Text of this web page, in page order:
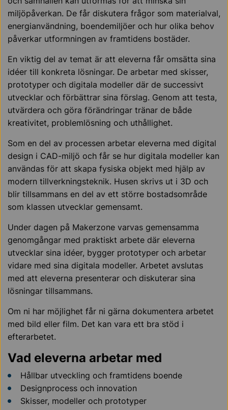
miljöpåverkan. De får diskutera frågor som materialval,
energianvändning, boendemiljöer och hur olika behov
påverkar utformningen av framtidens bostäder.
En viktig del av temat är att eleverna får omsätta sina
idéer till konkreta lösningar. De arbetar med skisser,
prototyper och digitala modeller där de successivt
utvecklar och förbättrar sina förslag. Genom att testa,
utvärdera och göra förändringar tränar de både
kreativitet, problemlösning och uthållighet.
Som en del av processen arbetar eleverna med digital
design i CAD-miljö och får se hur digitala modeller kan
användas för att skapa fysiska objekt med hjälp av
modern tillverkningsteknik. Husen skrivs ut i 3D och
blir tillsammans en del av ett större bostadsområde
som klassen utvecklar gemensamt.
Under dagen på Makerzone varvas gemensamma
genomgångar med praktiskt arbete där eleverna
utvecklar sina idéer, bygger prototyper och arbetar
vidare med sina digitala modeller. Arbetet avslutas
med att eleverna presenterar och diskuterar sina
lösningar tillsammans.
Om ni har möjlighet får ni gärna dokumentera arbetet
med bild eller film. Det kan vara ett bra stöd i
efterarbetet.
Vad eleverna arbetar med
Hållbar utveckling och framtidens boende
Designprocess och innovation
Skisser, modeller och prototyper